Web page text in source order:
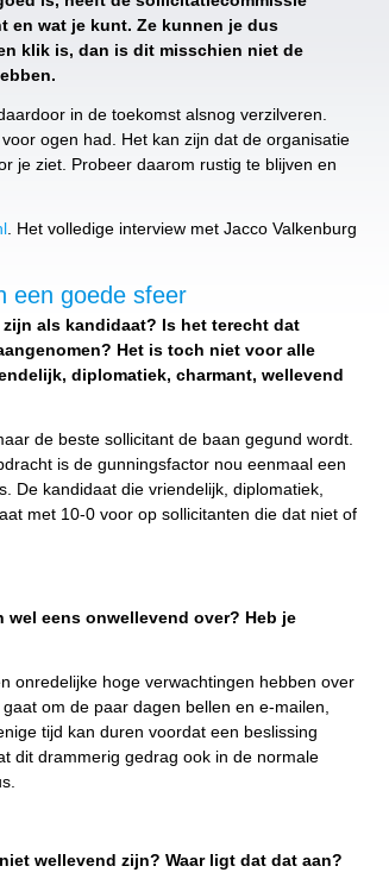
en wat je kunt. Ze kunnen je dus
klik is, dan is dit misschien niet de
in de toekomst alsnog verzilveren.
ogen had. Het kan zijn dat de organisatie
je ziet. Probeer daarom rustig te blijven en
. Het volledige interview met Jacco Valkenburg
een goede sfeer
als kandidaat? Is het terecht dat
Het is toch niet voor alle
diplomatiek, charmant, wellevend
de beste sollicitant de baan gegund wordt.
is de gunningsfactor nou eenmaal een
De kandidaat die vriendelijk, diplomatiek,
met 10-0 voor op sollicitanten die dat niet of
wel eens onwellevend over? Heb je
onredelijke hoge verwachtingen hebben over
om de paar dagen bellen en e-mailen,
tijd kan duren voordat een beslissing
dit drammerig gedrag ook in de normale
wellevend zijn? Waar ligt dat dat aan?